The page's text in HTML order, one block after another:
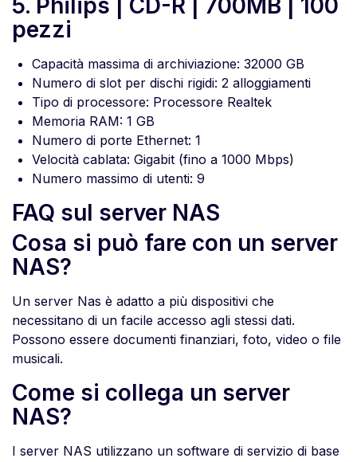
5. Philips | CD-R | 700MB | 100
pezzi
Capacità massima di archiviazione: 32000 GB
Numero di slot per dischi rigidi: 2 alloggiamenti
Tipo di processore: Processore Realtek
Memoria RAM: 1 GB
Numero di porte Ethernet: 1
Velocità cablata: Gigabit (fino a 1000 Mbps)
Numero massimo di utenti: 9
FAQ sul server NAS
Cosa si può fare con un server
NAS?
Un server Nas è adatto a più dispositivi che
necessitano di un facile accesso agli stessi dati.
Possono essere documenti finanziari, foto, video o file
musicali.
Come si collega un server
NAS?
I server NAS utilizzano un software di servizio di base